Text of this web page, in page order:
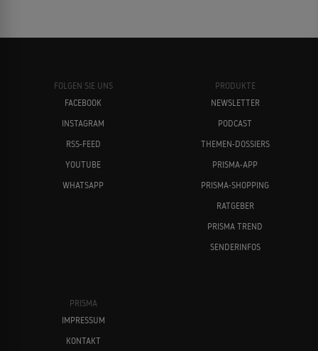
FOLGEN SIE UNS
FACEBOOK
INSTAGRAM
RSS-FEED
YOUTUBE
WHATSAPP
PRODUKTE
NEWSLETTER
PODCAST
THEMEN-DOSSIERS
PRISMA-APP
PRISMA-SHOPPING
RATGEBER
PRISMA TREND
SENDERINFOS
PRISMA
IMPRESSUM
KONTAKT